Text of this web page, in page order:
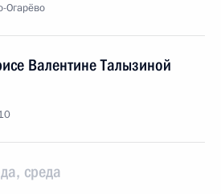
Огарёво
Валентине Талызиной
среда